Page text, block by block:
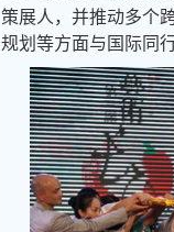
策展人，并推动多个
规划等方面与国际同